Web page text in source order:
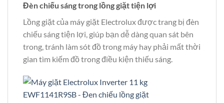
Đèn chiếu sáng trong lồng giặt tiện lợi
Lồng giặt của máy giặt Electrolux được trang bị đèn
chiếu sáng tiện lợi, giúp bạn dễ dàng quan sát bên
trong, tránh làm sót đồ trong máy hay phải mất thời
gian tìm kiếm đồ trong điều kiện thiếu sáng.